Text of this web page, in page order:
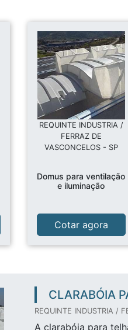
REQUINTE INDUSTRIA /
FERRAZ DE
VASCONCELOS - SP
Domus para ventilação
e iluminação
Cotar agora
CLARABÓIA
REQUINTE INDUSTRIA /
A clarabóia para